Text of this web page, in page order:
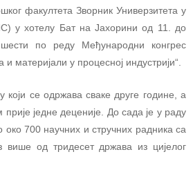
факултета Зворник Универзитета у
у хотелу Бат на Јахорини од 11. до
по реду Међународни конгрес
и материјали у процесној индустрији“.
који се одржава сваке друге године, а
прије једне деценије. До сада је у раду
око 700 научних и стручних радника са
од тридесет држава из цијелог